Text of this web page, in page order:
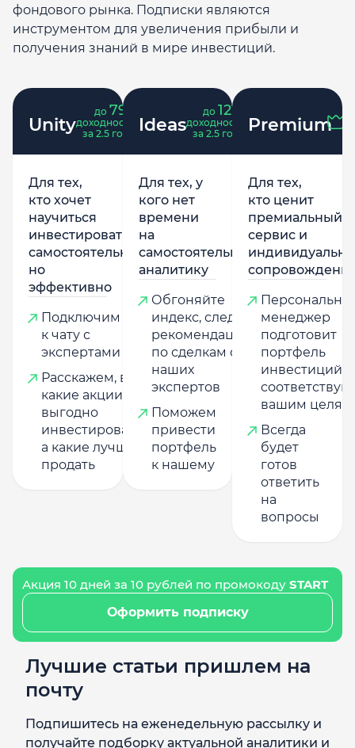
фондового рынка. Подписки являются
инструментом для увеличения прибыли и
получения знаний в мире инвестиций.
Unity
до 79
доходность
за 2.5 года
Для тех,
кто хочет
научиться
инвестировать
самостоятельно,
но
эффективно
Подключим
к чату с
экспертами
Расскажем, в
какие акции
выгодно
инвестировать,
а какие лучше
продать
Ideas
до 121
доходность
за 2.5 года
Для тех, у
кого нет
времени
на
самостоятельную
аналитику
Обгоняйте
индекс, следуя
рекомендациям
по сделкам от
наших
экспертов
Поможем
привести
портфель
к нашему
Premium
Для тех,
кто ценит
премиальный
сервис и
менеджер
подготовит
портфель
инвестиций,
вашим целям
Всегда
будет
готов
ответить
на
вопросы
Акция 10 дней за 10 рублей по промокоду START
Оформить подписку
Лучшие статьи пришлем на
почту
Подпишитесь на еженедельную рассылку и
получайте подборку актуальной аналитики и